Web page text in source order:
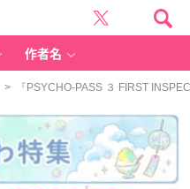
作者名
> 『PSYCHO-PASS ３ FIRST